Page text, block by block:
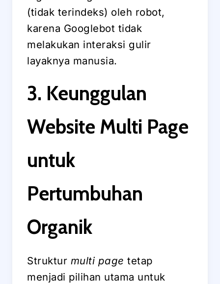
(tidak terindeks) oleh robot,
karena Googlebot tidak
melakukan interaksi gulir
layaknya manusia.
3. Keunggulan
Website Multi Page
untuk
Pertumbuhan
Organik
Struktur multi page tetap
menjadi pilihan utama untuk